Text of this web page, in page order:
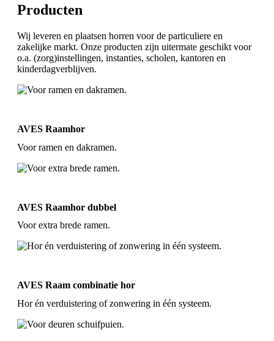
Producten
Wij leveren en plaatsen horren voor de particuliere en
zakelijke markt. Onze producten zijn uitermate geschikt voor
o.a. (zorg)instellingen, instanties, scholen, kantoren en
kinderdagverblijven.
AVES Raamhor
Voor ramen en dakramen.
AVES Raamhor dubbel
Voor extra brede ramen.
AVES Raam combinatie hor
Hor én verduistering of zonwering in één systeem.